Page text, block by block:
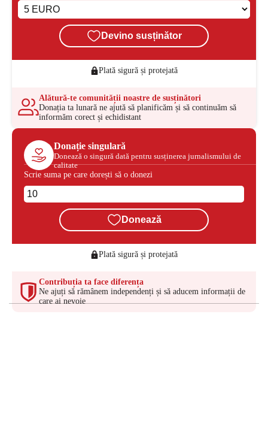
Devino susținător
Plată sigură și protejată
Alătură-te comunității noastre de susținători
Donația ta lunară ne ajută să planificăm și să continuăm să
informăm corect și echidistant
Donație singulară
Donează o singură dată pentru susținerea jurnalismului de
calitate
Scrie suma pe care dorești să o donezi
Donează
Plată sigură și protejată
Contribuția ta face diferența
Ne ajuți să rămânem independenți și să aducem informații de
care ai nevoie